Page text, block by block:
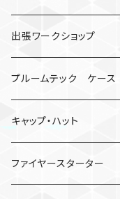
出張ワークショップ
プルームテック ケース
キャップ・ハット
ファイヤースターター